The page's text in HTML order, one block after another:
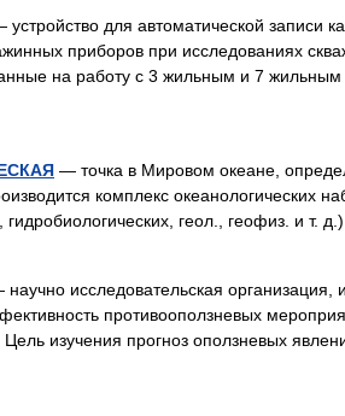
устройство для автоматической записи
приборов при исследованиях
на работу с 3 жильным и 7 жильным
— точка в Мировом океане,
комплекс океанологических
гидробиологических, геол., геофиз. и т.
исследовательская организация,
противооползневых
изучения прогноз оползневых